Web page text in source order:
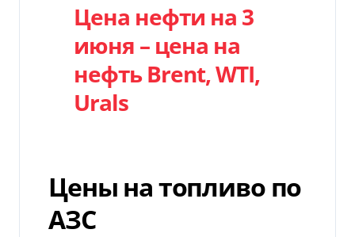
Цена нефти на 3
июня – цена на
нефть Brent, WTI,
Urals
Цены на топливо по
АЗС